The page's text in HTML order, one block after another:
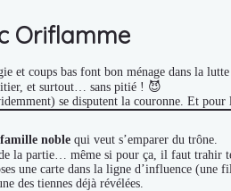
Oriflamme
et coups bas font bon ménage dans la
et surtout… sans pitié ! 😈
se disputent la couronne. Et
famille noble qui veut s’emparer du trône.
la partie… même si pour ça, il faut trahir
une carte dans la ligne d’influence (une
des tiennes déjà révélées.